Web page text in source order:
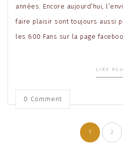
années. Encore aujourd’hui,
faire plaisir sont toujours aussi
les 600 Fans sur la page
LIRE
0 Comment
des
1 2